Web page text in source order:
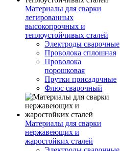
Материалы для сварки
легированных
высокопрочных и
теплоустойчивых сталей
Электроды сварочные
Проволока сплошная
Проволока
порошковая
Прутки присадочные
Флюс сварочный
Материалы для сварки
нержавеющих и
жаростойких сталей